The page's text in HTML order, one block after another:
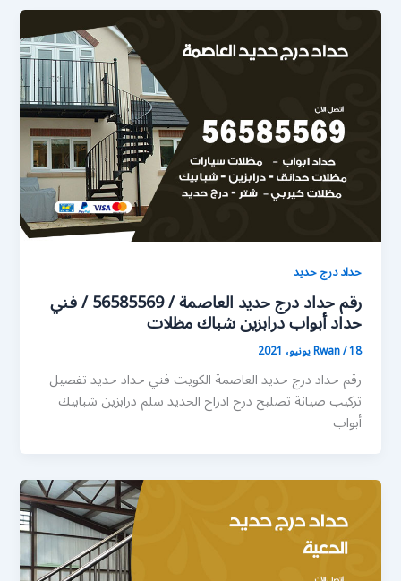
حداد درج حديد
رقم حداد درج حديد العاصمة / 56585569 / فني
حداد أبواب درابزين شباك مظلات
Rwan/18 يونيو، 2021
رقم حداد درج حديد العاصمة الكويت فني حداد حديد تفصيل
تركيب صيانة تصليح درج ادراج الحديد سلم درابزين شبابيك
أبواب